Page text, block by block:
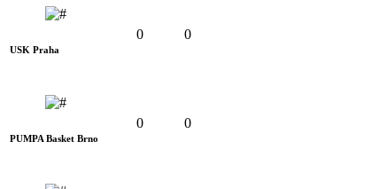
USK Praha
0 0
PUMPA Basket Brno
0 0